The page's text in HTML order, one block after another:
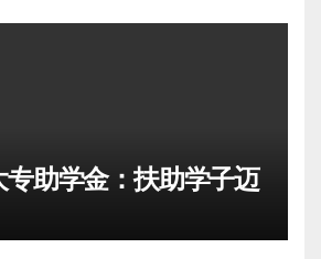
助学金：扶助学子迈